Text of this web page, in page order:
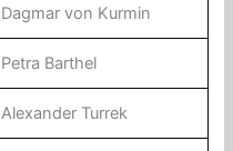
Dagmar von Kurmin
Petra Barthel
Alexander Turrek